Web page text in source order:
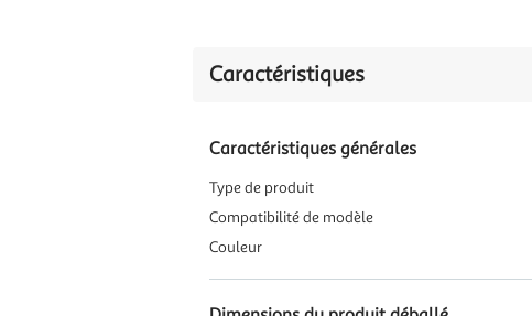
Caractéristiques
Caractéristiques générales
Type de produit
Compatibilité de modèle
Couleur